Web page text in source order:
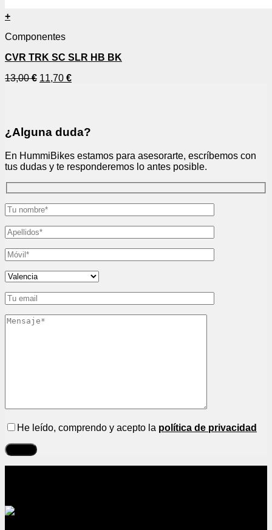
+
Componentes
CVR TRK SC SLR HB BK
13,00€ 11,70 €
¿Alguna duda?
En HummiBikes estamos para asesorarte, escríbemos con
tus dudas y te responderemos lo antes posible.
He leído, comprendo y acepto la política de privacidad